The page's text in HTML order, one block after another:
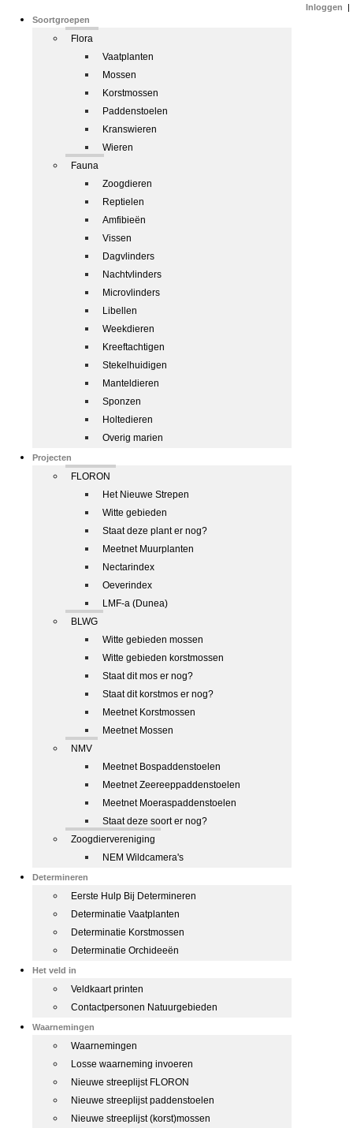
Soortgroepen
Flora
Vaatplanten
Mossen
Korstmossen
Paddenstoelen
Kranswieren
Wieren
Fauna
Zoogdieren
Reptielen
Amfibieën
Vissen
Dagvlinders
Nachtvlinders
Microvlinders
Libellen
Weekdieren
Kreeftachtigen
Stekelhuidigen
Manteldieren
Sponzen
Holtedieren
Overig marien
Projecten
FLORON
Het Nieuwe Strepen
Witte gebieden
Staat deze plant er nog?
Meetnet Muurplanten
Nectarindex
Oeverindex
LMF-a (Dunea)
BLWG
Witte gebieden mossen
Witte gebieden korstmossen
Staat dit mos er nog?
Staat dit korstmos er nog?
Meetnet Korstmossen
Meetnet Mossen
NMV
Meetnet Bospaddenstoelen
Meetnet Zeereeppaddenstoelen
Meetnet Moeraspaddenstoelen
Staat deze soort er nog?
Zoogdiervereniging
NEM Wildcamera's
Determineren
Eerste Hulp Bij Determineren
Determinatie Vaatplanten
Determinatie Korstmossen
Determinatie Orchideeën
Het veld in
Veldkaart printen
Contactpersonen Natuurgebieden
Waarnemingen
Waarnemingen
Losse waarneming invoeren
Nieuwe streeplijst FLORON
Nieuwe streeplijst paddenstoelen
Nieuwe streeplijst (korst)mossen
Inloggen |